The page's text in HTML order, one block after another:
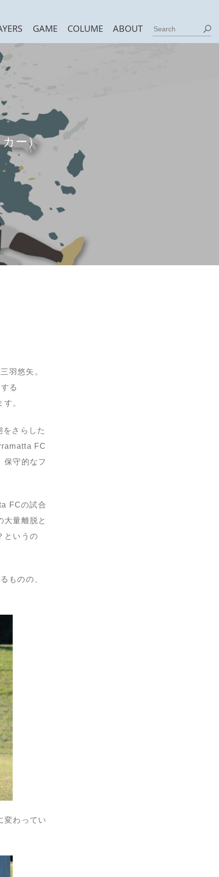
GAME COLUME ABOUT
ー）
羽悠矢。
る
。
さらした
FC
保守的なフ
FCの試合
大量離脱と
というの
ものの、
変わってい